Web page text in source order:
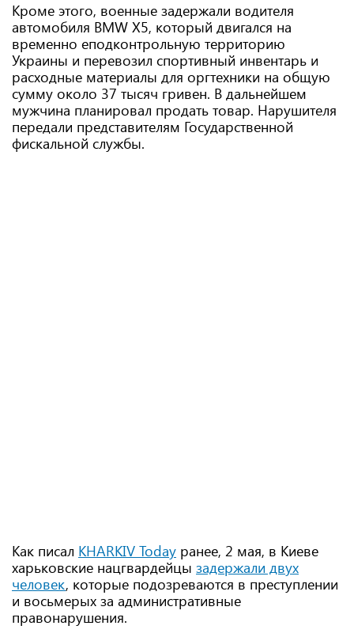
Кроме этого, военные задержали водителя
автомобиля BMW X5, который двигался на
временно еподконтрольную территорию
Украины и перевозил спортивный инвентарь и
расходные материалы для оргтехники на общую
сумму около 37 тысяч гривен. В дальнейшем
мужчина планировал продать товар. Нарушителя
передали представителям Государственной
фискальной службы.
Как писал KHARKIV Today ранее, 2 мая, в Киеве
харьковские нацгвардейцы задержали двух
человек, которые подозреваются в преступлении
и восьмерых за административные
правонарушения.